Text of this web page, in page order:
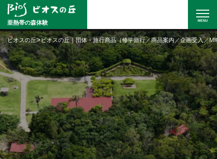
亜熱帯の森体験 MENU
ビオスの丘>ビオスの丘｜団体・旅行商品（修学旅行／商品案内／企画受入／